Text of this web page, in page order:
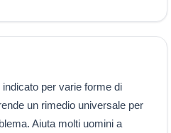
per varie forme di
un rimedio universale per
Aiuta molti uomini a